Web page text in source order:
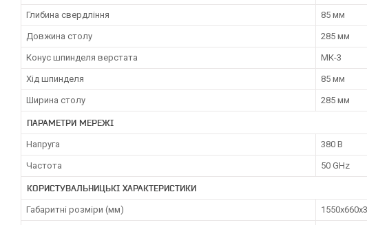
Глибина свердління 85 мм
Довжина столу 285 мм
Конус шпинделя верстата МК-3
Хід шпинделя 85 мм
Ширина столу 285 мм
ПАРАМЕТРИ МЕРЕЖІ
Напруга 380 В
Частота 50 GHz
КОРИСТУВАЛЬНИЦЬКІ ХАРАКТЕРИСТИКИ
Габаритні розміри (мм)